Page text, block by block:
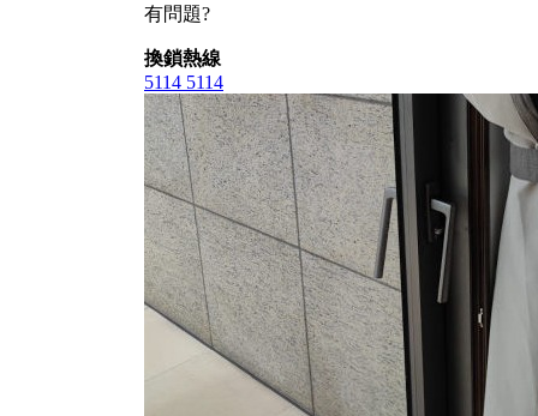
有問題?
換鎖熱線
5114 5114